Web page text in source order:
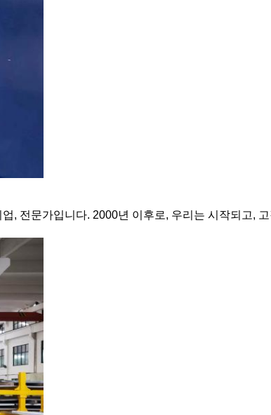
, 전문가입니다. 2000년 이후로, 우리는 시작되고,